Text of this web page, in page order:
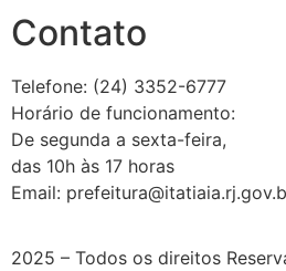
Contato
Telefone: (24) 3352-6777
Horário de funcionamento:
De segunda a sexta-feira,
das 10h às 17 horas
Email:
2025 – Todos os direitos